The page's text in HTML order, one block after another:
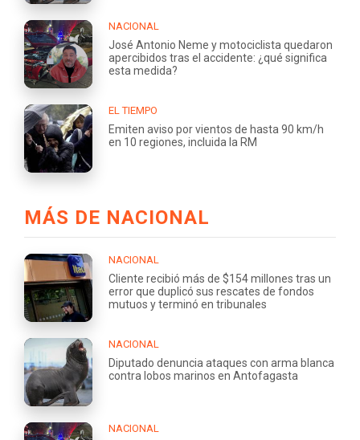
NACIONAL
José Antonio Neme y motociclista quedaron
apercibidos tras el accidente: ¿qué significa
esta medida?
EL TIEMPO
Emiten aviso por vientos de hasta 90 km/h
en 10 regiones, incluida la RM
MÁS DE NACIONAL
NACIONAL
Cliente recibió más de $154 millones tras un
error que duplicó sus rescates de fondos
mutuos y terminó en tribunales
NACIONAL
Diputado denuncia ataques con arma blanca
contra lobos marinos en Antofagasta
NACIONAL